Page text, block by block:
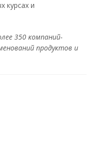
курсах и
350 компаний-
продуктов и